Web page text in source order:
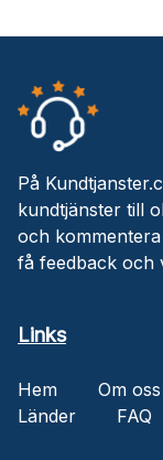
På
kundtjänster till
och
få feedback och
Links
Hem Om oss
Länder
FAQ